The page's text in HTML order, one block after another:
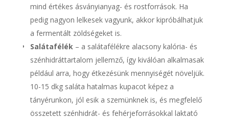
mind értékes ásványianyag- és rostforrások. Ha
pedig nagyon lelkesek vagyunk, akkor kipróbálhatjuk
a fermentált zöldségeket is.
Salátafélék– a salátafélékre alacsony kalória- és
szénhidráttartalom jellemző, így kiválóan alkalmasak
például arra, hogy étkezésünk mennyiségét növeljük.
10-15 dkg saláta hatalmas kupacot képez a
tányérunkon, jól esik a szemünknek is, és megfelelő
összetett szénhidrát- és fehérjeforrásokkal laktató